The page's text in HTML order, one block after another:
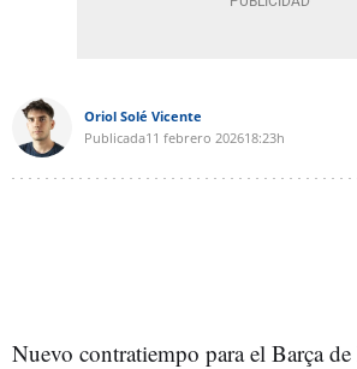
Oriol Solé Vicente
Publicada11 febrero 202618:23h
Nuevo contratiempo para el Barça de